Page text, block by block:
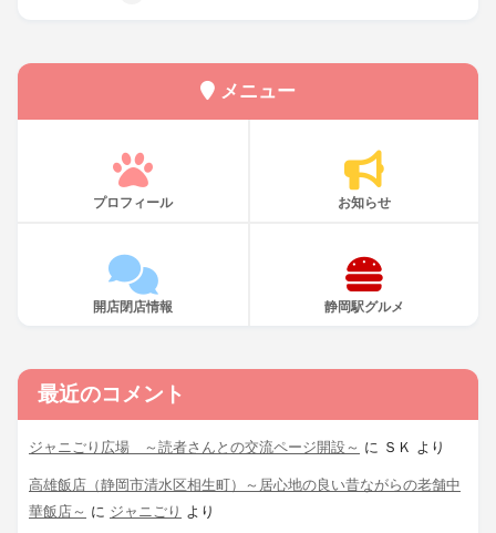
メニュー
プロフィール お知らせ
開店閉店情報 静岡駅グルメ
最近のコメント
ジャニごり広場 ～読者さんとの交流ページ開設～ に ＳＫ より
高雄飯店（静岡市清水区相生町）～居心地の良い昔ながらの老舗中
華飯店～ に ジャニごり より